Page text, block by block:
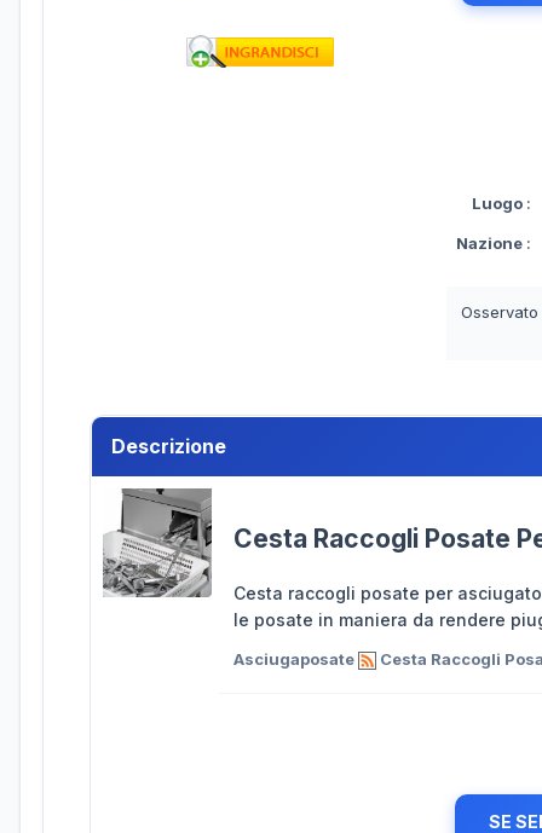
Luogo :
Nazione :
Descrizione
Cesta Raccogli Posate
Cesta raccogli posate per
le posate in maniera da rendere
Asciugaposate Cesta Raccogli
SE